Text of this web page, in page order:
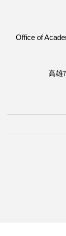
Office of
高雄